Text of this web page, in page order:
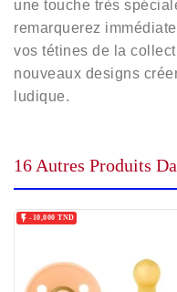
une touche très
remarquerez
vos tétines de la
nouveaux designs
ludique.
16 Autres Produits
-10,000 TND